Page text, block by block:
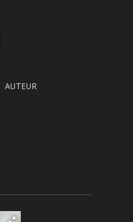
AUTEUR